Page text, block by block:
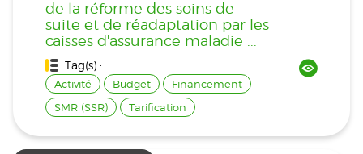
de la réforme des soins de
suite et de réadaptation par les
caisses d'assurance maladie ...
Tag(s) :
Activité Budget
Financement
SMR (SSR)
Tarification